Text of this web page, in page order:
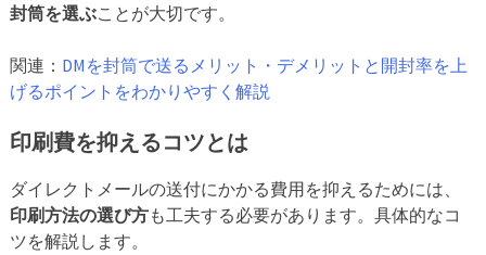
封筒を選ぶことが大切です。
関連： DMを封筒で送るメリット・デメリットと開封率を上
げるポイントをわかりやすく解説
印刷費を抑えるコツとは
ダイレクトメールの送付にかかる費用を抑えるためには、
印刷方法の選び方も工夫する必要があります。具体的なコ
ツを解説します。